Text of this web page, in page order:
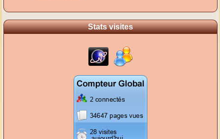
Stats visites